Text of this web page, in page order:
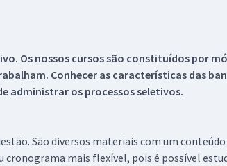
Os nossos cursos são constituídos por
Conhecer as características das
administrar os processos seletivos.
São diversos materiais com um
mais flexível, pois é possível